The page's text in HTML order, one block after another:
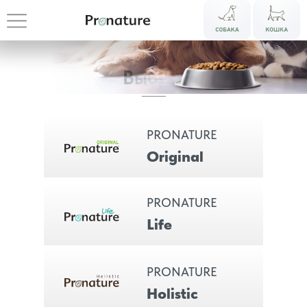
Выбрать
Original
PRONATURE
Life
PRONATURE
Holistic
PRONATURE
Откройте